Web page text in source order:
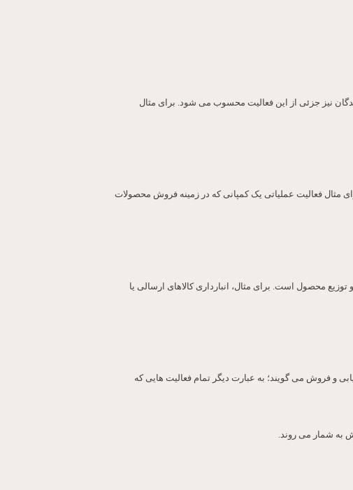
نیز جزئی از این فعالیت محسوب می شود. برای مثال
مثال فعالیت عملیاتی یک کمپانی که در زمینه فروش محصولات
محصول است. برای مثال، انبارداری کالاهای ارسالی یا
و فروش می گویند؛ به عبارت دیگر تمام فعالیت هایی که
به شمار می روند.